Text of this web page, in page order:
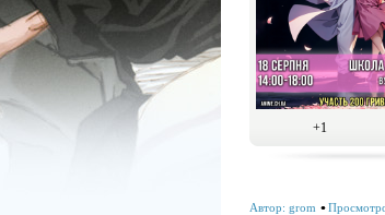
+1
Автор: grom